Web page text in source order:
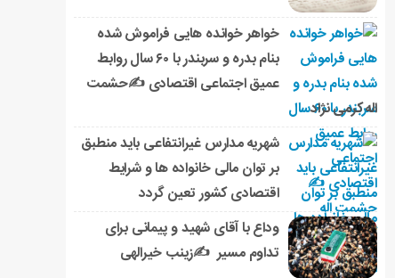
خواهر خوانده هایی فراموش شده
بنام بدره و سربندر با ۶۰ سال روابط
عمیق اجتماعی اقتصادی ✍حشمت
اله کرمی نژاد
شهریه مدارس غیرانتفاعی باید منطبق
بر توان مالی خانواده ها و شرایط
اقتصادی کشور تعین گردد
وداع با آقای شهید و پیمانی برای
تداوم مسیر ✍زینب خیرالهی